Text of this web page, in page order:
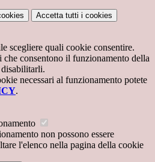
Accetta tutti i cookies
scegliere quali cookie consentire.
consentono il funzionamento della
necessari al funzionamento potete
.
non possono essere
l'elenco nella pagina della cookie